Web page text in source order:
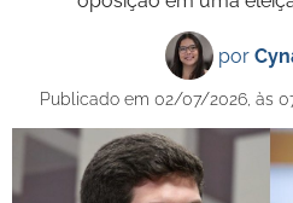
por
Publicado em 02/07/2026, às